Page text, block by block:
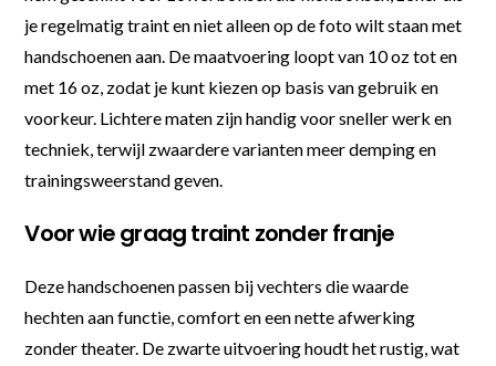
je regelmatig traint en niet alleen op de foto wilt staan met
handschoenen aan. De maatvoering loopt van 10 oz tot en
met 16 oz, zodat je kunt kiezen op basis van gebruik en
voorkeur. Lichtere maten zijn handig voor sneller werk en
techniek, terwijl zwaardere varianten meer demping en
trainingsweerstand geven.
Voor wie graag traint zonder franje
Deze handschoenen passen bij vechters die waarde
hechten aan functie, comfort en een nette afwerking
zonder theater. De zwarte uitvoering houdt het rustig, wat